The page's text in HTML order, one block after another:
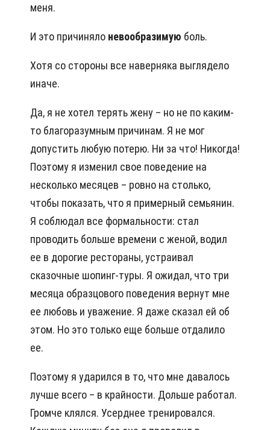
меня.
И это причиняло невообразимую боль.
Хотя со стороны все наверняка выглядело
иначе.
Да, я не хотел терять жену – но не по каким-
то благоразумным причинам. Я не мог
допустить любую потерю. Ни за что! Никогда!
Поэтому я изменил свое поведение на
несколько месяцев – ровно на столько,
чтобы показать, что я примерный семьянин.
Я соблюдал все формальности: стал
проводить больше времени с женой, водил
ее в дорогие рестораны, устраивал
сказочные шопинг-туры. Я ожидал, что три
месяца образцового поведения вернут мне
ее любовь и уважение. Я даже сказал ей об
этом. Но это только еще больше отдалило
ее.
Поэтому я ударился в то, что мне давалось
лучше всего – в крайности. Дольше работал.
Громче клялся. Усерднее тренировался.